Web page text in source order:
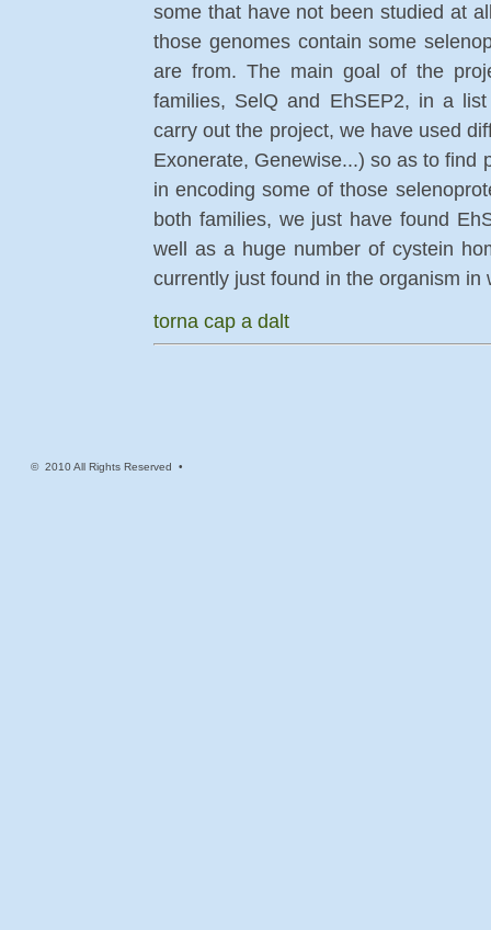
some that have not been studied at
those genomes contain some
are from. The main goal of the
families, SelQ and EhSEP2, in a
carry out the project, we have used
Exonerate, Genewise...) so as to find
in encoding some of those
both families, we just have found
well as a huge number of cystein
currently just found in the organism in
torna cap a dalt
© 2010 All Rights Reserved •